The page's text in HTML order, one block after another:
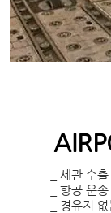
_ 세관 수
_ 항공 운
_ 경유지